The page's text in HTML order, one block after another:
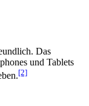
Das
und Tablets
[2]